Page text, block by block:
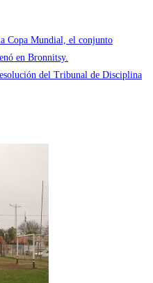
Copa Mundial, el conjunto
en Bronnitsy.
del Tribunal de Disciplina